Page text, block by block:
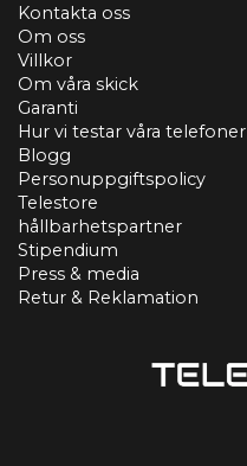
Kontakta oss
Om oss
Villkor
Om våra skick
Garanti
Hur vi testar våra telefoner
Blogg
Personuppgiftspolicy
Telestore
hållbarhetspartner
Stipendium
Press & media
Retur & Reklamation